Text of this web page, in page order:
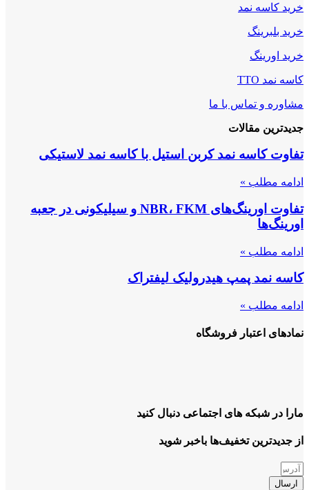
خرید کاسه نمد
خرید بلبرینگ
خرید اورینگ
کاسه نمد TTO
مشاوره و تماس با ما
جدیدترین مقالات
تفاوت کاسه نمد کربن استیل با کاسه نمد لاستیکی
ادامه مطلب »
تفاوت اورینگ‌های NBR، FKM و سیلیکونی در جعبه
اورینگ‌ها
ادامه مطلب »
کاسه نمد پمپ هیدرولیک لیفتراک
ادامه مطلب »
نمادهای اعتبار فروشگاه
مارا در شبکه های اجتماعی دنبال کنید
از جدیدترین تخفیف‌ها باخبر شوید
ارسال